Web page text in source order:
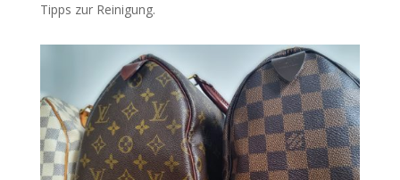
Tipps zur Reinigung.